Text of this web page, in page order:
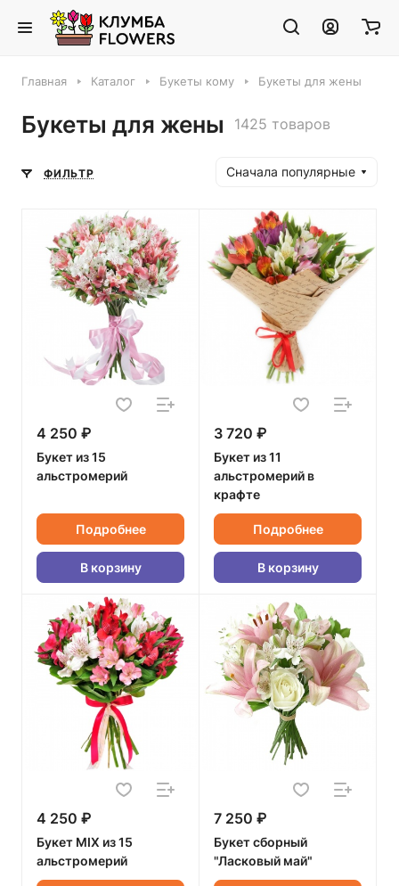
Главная Каталог Букеты кому Букеты для жены
Букеты для жены 1425 товаров
ФИЛЬТР Сначала популярные
4 250 ₽
Букет из 15
альстромерий
Подробнее
В корзину
3 720 ₽
Букет из 11
альстромерий в
крафте
Подробнее
В корзину
4 250 ₽
Букет MIX из 15
альстромерий
7 250 ₽
Букет сборный
"Ласковый май"